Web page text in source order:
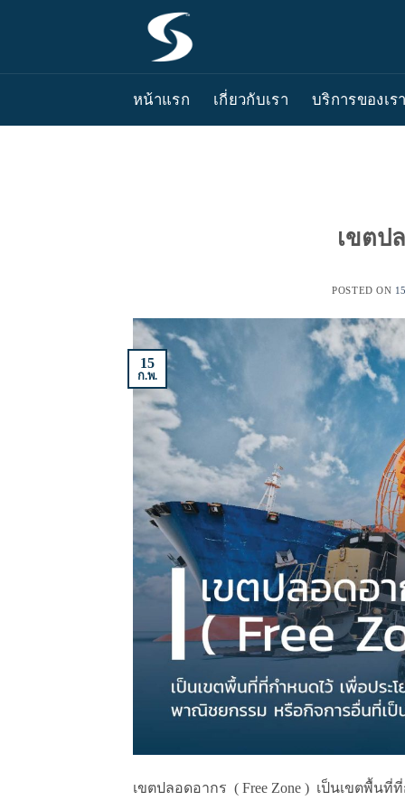
เนื้อหา
หน้าแรก เกี่ยวกับเรา บริการของเร
เขตป
POSTED ON
15
ก.พ.
เขตปลอดอากร ( Free Zone ) เป็นเขตพื้นที่